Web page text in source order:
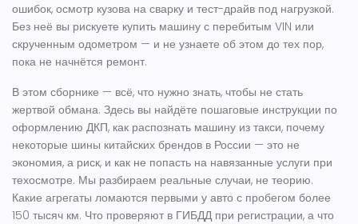
ошибок, осмотр кузова на сварку и тест-драйв под нагрузкой.
Без неё вы рискуете купить машину с перебитым VIN или
скрученным одометром — и не узнаете об этом до тех пор,
пока не начнётся ремонт.
В этом сборнике — всё, что нужно знать, чтобы не стать
жертвой обмана. Здесь вы найдёте пошаговые инструкции по
оформлению ДКП, как распознать машину из такси, почему
некоторые шины китайских брендов в России — это не
экономия, а риск, и как не попасть на навязанные услуги при
техосмотре. Мы разбираем реальные случаи, не теорию.
Какие агрегаты ломаются первыми у авто с пробегом более
150 тысяч км. Что проверяют в ГИБДД при регистрации, а что